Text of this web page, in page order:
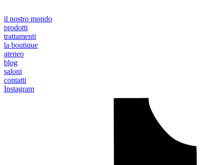
il nostro mondo
prodotti
trattamenti
la boutique
ateneo
blog
saloni
contatti
Instagram